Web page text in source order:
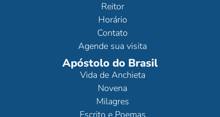
Reitor
Horário
Contato
Agende sua visita
Apóstolo do Brasil
Vida de Anchieta
Novena
Milagres
Escrito e Poemas